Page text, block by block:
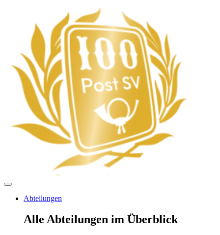
Abteilungen
Alle Abteilungen im Überblick